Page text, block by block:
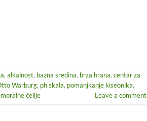
, alkalnost, bazna sredina, brza hrana, centar za
Warburg, ph skala, pomanjkanje kiseonika,
ćelije Leave a comment